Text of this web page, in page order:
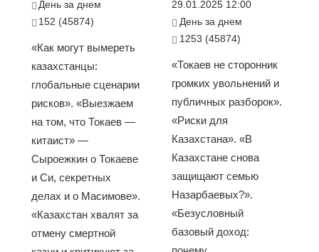
День за днем
152 (45874)
«Как могут вымереть
казахстанцы:
глобальные сценарии
рисков». «Выезжаем
на том, что Токаев —
китаист» —
Сыроежкин о Токаеве
и Си, секретных
делах и о Масимове».
«Казахстан хвалят за
отмену смертной
29.01.2025 12:00
День за днем
1253 (45874)
«Токаев не сторонник
громких увольнений и
публичных разборок».
«Риски для
Казахстана». «В
Казахстане снова
защищают семью
Назарбаевых?».
«Безусловный
базовый доход: